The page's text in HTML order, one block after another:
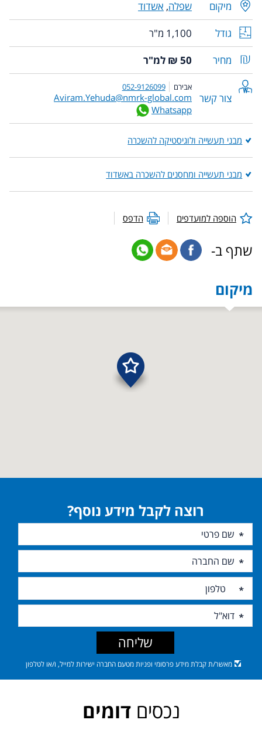
מיקום שפלה, אשדוד
גודל
1,100 מ"ר
מחיר
50 ₪ למ"ר
צור קשר
אבירם 052-9126099
Aviram.Yehuda@nmrk-global.com
Whatsapp
מבני תעשייה ולוגיסטיקה להשכרה
מבני תעשייה ומחסנים להשכרה באשדוד
הוספה למועדפים הדפס
שתף ב-
מיקום
רוצה לקבל מידע נוסף?
מאשר/ת קבלת מידע פרסומי ופניות מטעם החברה ישירות למייל, ו/או לטלפון
שליחה
נכסיםדומים